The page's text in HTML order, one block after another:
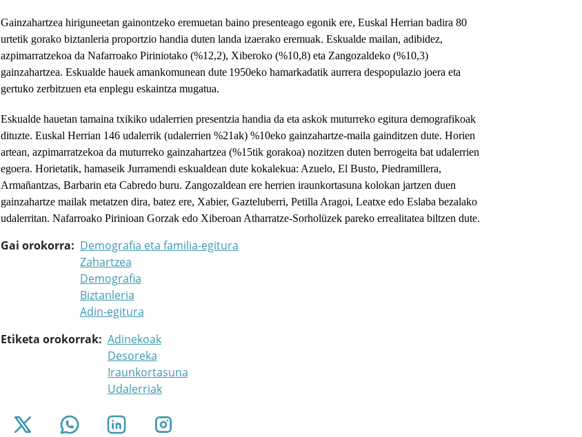
Gainzahartzea hiriguneetan gainontzeko eremuetan baino presenteago egonik ere, Euskal Herrian badira 80
urtetik gorako biztanleria proportzio handia duten landa izaerako eremuak. Eskualde mailan, adibidez,
azpimarratzekoa da Nafarroako Piriniotako (%12,2), Xiberoko (%10,8) eta Zangozaldeko (%10,3)
gainzahartzea. Eskualde hauekamankomunean dute 1950eko hamarkadatik aurrera despopulazio joera eta
gertuko zerbitzuen eta enplegu eskaintza mugatua.
Eskualde hauetan tamaina txikiko udalerrien presentzia handia da eta askok muturreko egitura demografikoak
dituzte. Euskal Herrian 146 udalerrik (udalerrien %21ak) %10eko gainzahartze-maila gainditzen dute. Horien
artean, azpimarratzekoa da muturreko gainzahartzea (%15tik gorakoa) nozitzen duten berrogeita bat udalerrien
egoera. Horietatik, hamaseik Jurramendi eskualdean dute kokalekua: Azuelo, El Busto, Piedramillera,
Armañantzas, Barbarin eta Cabredo buru. Zangozaldean ere herrien iraunkortasuna kolokan jartzen duen
gainzahartze mailak metatzen dira, batez ere, Xabier, Gazteluberri, Petilla Aragoi, Leatxe edo Eslaba bezalako
udalerritan. Nafarroako Pirinioan Gorzak edo Xiberoan Atharratze-Sorholüzek pareko errealitatea biltzen dute.
Gai orokorra
Demografia eta familia-egitura
Zahartzea
Demografia
Biztanleria
Adin-egitura
Etiketa orokorrak
Adinekoak
Desoreka
Iraunkortasuna
Udalerriak